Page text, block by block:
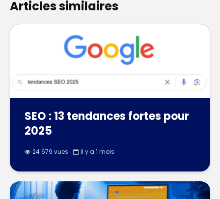
Articles similaires
SEO : 13 tendances fortes pour
2025
24 679 vues il y a 1 mois